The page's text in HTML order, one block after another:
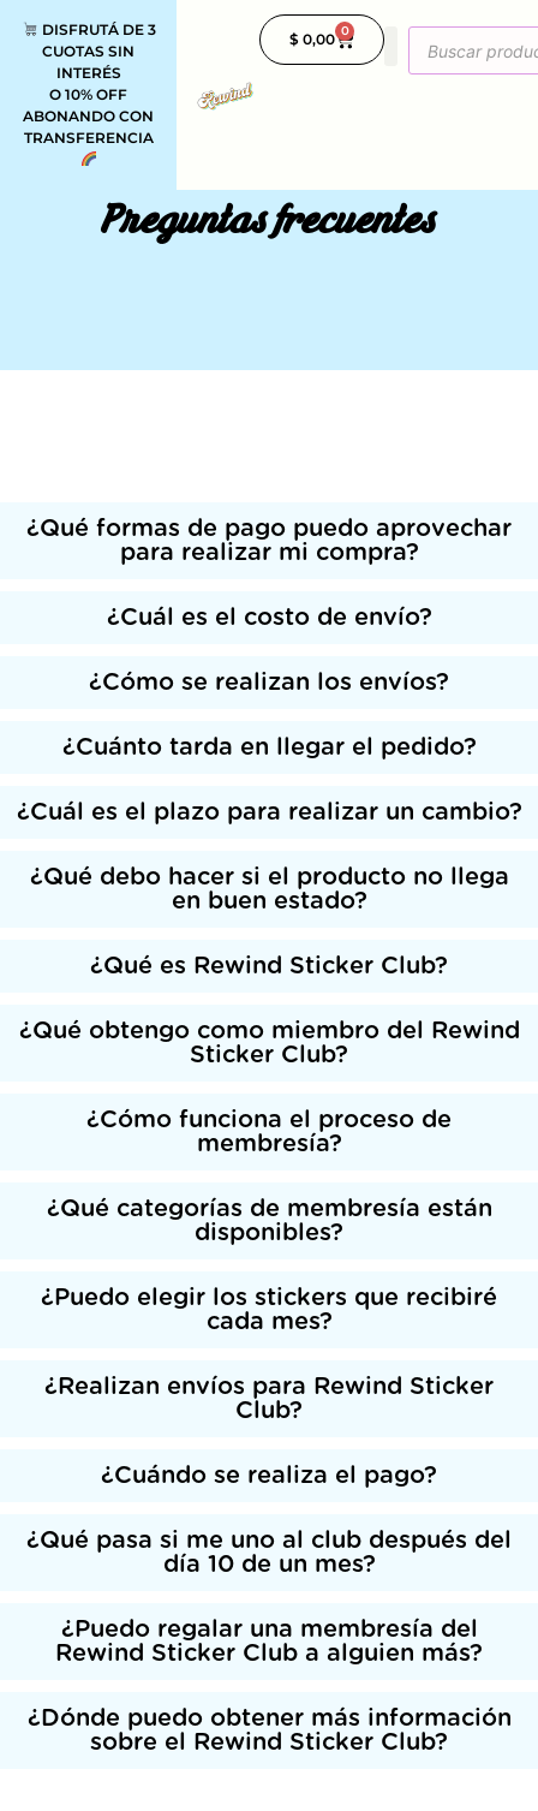
DISFRUTÁ DE 3
CUOTAS SIN
INTERÉS
O 10% OFF
ABONANDO CON
TRANSFERENCIA
$ 0,00 0
Preguntas frecuentes
¿Qué formas de pago puedo aprovechar
para realizar mi compra?
¿Cuál es el costo de envío?
¿Cómo se realizan los envíos?
¿Cuánto tarda en llegar el pedido?
¿Cuál es el plazo para realizar un cambio?
¿Qué debo hacer si el producto no llega
en buen estado?
¿Qué es Rewind Sticker Club?
¿Qué obtengo como miembro del Rewind
Sticker Club?
¿Cómo funciona el proceso de
membresía?
¿Qué categorías de membresía están
disponibles?
¿Puedo elegir los stickers que recibiré
cada mes?
¿Realizan envíos para Rewind Sticker
Club?
¿Cuándo se realiza el pago?
¿Qué pasa si me uno al club después del
día 10 de un mes?
¿Puedo regalar una membresía del
Rewind Sticker Club a alguien más?
¿Dónde puedo obtener más información
sobre el Rewind Sticker Club?